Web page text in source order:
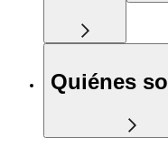
Quiénes